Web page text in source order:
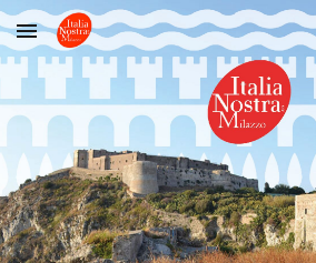
Skip to main content